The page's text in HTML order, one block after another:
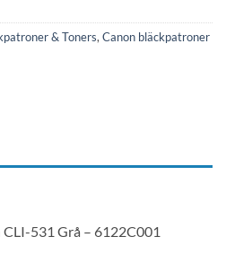
& Toners, Canon bläckpatroner
531 Grå – 6122C001